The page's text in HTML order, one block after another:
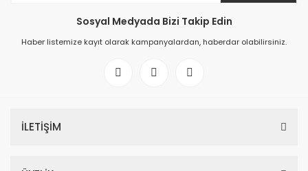
Sosyal Medyada Bizi Takip Edin
Haber listemize kayıt olarak kampanyalardan, haberdar olabilirsiniz.
İLETİŞİM